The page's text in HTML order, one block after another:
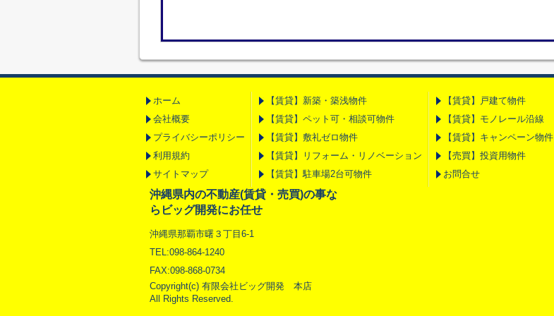
ホーム
会社概要
プライバシーポリシー
利用規約
サイトマップ
【賃貸】新築・築浅物件
【賃貸】ペット可・相談可物件
【賃貸】敷礼ゼロ物件
【賃貸】リフォーム・リノベーション
【賃貸】駐車場2台可物件
【賃貸】戸建て物件
【賃貸】モノレール沿線
【賃貸】キャンペーン物件
【売買】投資用物件
お問合せ
沖縄県内の不動産(賃貸・売買)の事な
らビッグ開発にお任せ
沖縄県那覇市曙３丁目6-1
TEL:098-864-1240
FAX:098-868-0734
Copyright(c) 有限会社ビッグ開発 本店
All Rights Reserved.